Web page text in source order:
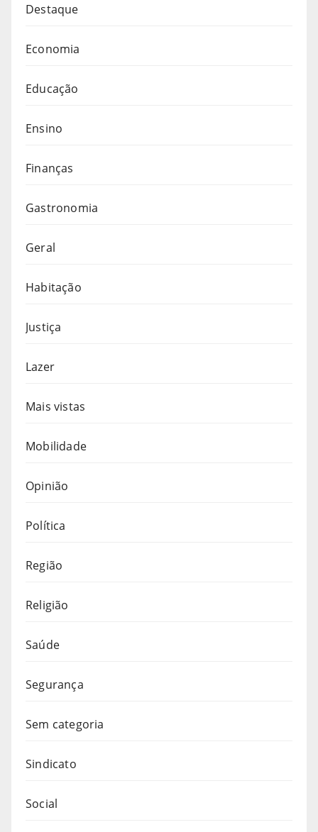
Destaque
Economia
Educação
Ensino
Finanças
Gastronomia
Geral
Habitação
Justiça
Lazer
Mais vistas
Mobilidade
Opinião
Política
Região
Religião
Saúde
Segurança
Sem categoria
Sindicato
Social